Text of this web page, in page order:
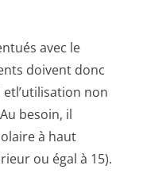
avec le
doivent donc
non
besoin, il
à haut
ou égal à 15).